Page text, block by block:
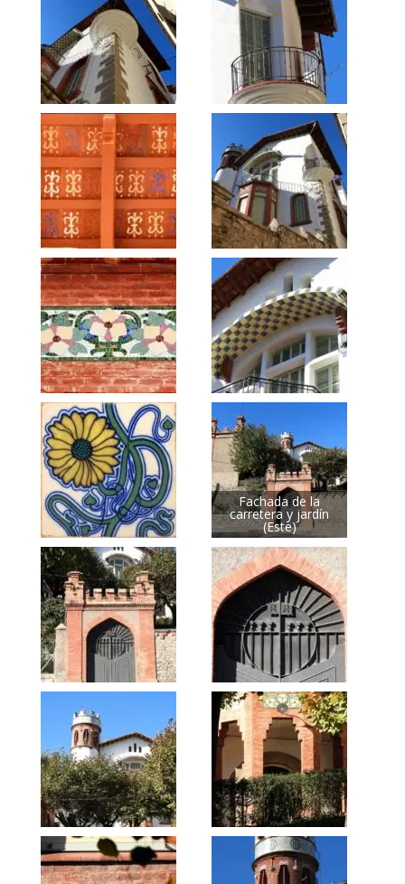
Fachada de la
carretera y jardín
(Este)